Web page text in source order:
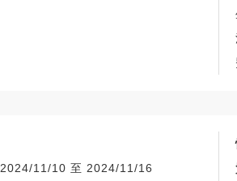
2024/11/10 至 2024/11/16